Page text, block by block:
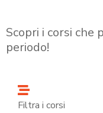
Scopri i corsi che
periodo!
Filtra i corsi